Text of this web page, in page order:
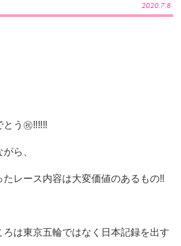
2020.7.8
う㊗️‼︎‼︎‼︎
ら、
たレース内容は大変価値のあるもの‼︎
ろは東京五輪ではなく日本記録を出す